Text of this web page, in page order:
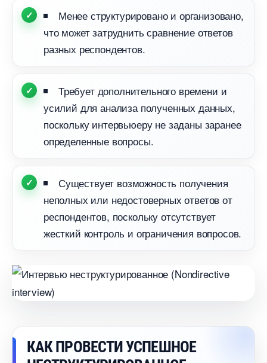
Менее структурировано и организовано,
что может затруднить сравнение ответо
разных респондентов.​
Требует дополнительного времени и
усилий для анализа полученных данных,
поскольку интервьюеру не заданы заранее
определенные вопросы.​
Существует возможность получения
неполных или недостоверных ответов от
респондентов, поскольку отсутствует
жесткий контроль и ограничения вопросов.​
КАК ПРОВЕСТИ УСПЕШНОЕ